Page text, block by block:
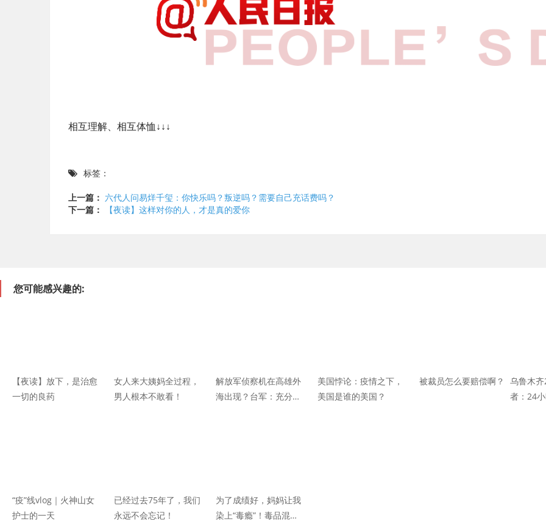
相互理解、相互体恤↓↓↓
标签：
上一篇： 六代人问易烊千玺：你快乐吗？叛逆吗？需要自己充话费吗？
下一篇：
【夜读】这样对你的人，才是真的爱你
您可能感兴趣的:
【夜读】放下，是治愈
一切的良药
女人来大姨妈全过程，
男人根本不敢看！
解放军侦察机在高雄外
海出现？台军：充分掌
美国悖论：疫情之下，
美国是谁的美国？
被裁员怎么要赔偿啊？
乌鲁木
者：24
“疫”线vlog｜火神山女
护士的一天
已经过去75年了，我们
永远不会忘记！
为了成绩好，妈妈让我
染上“毒瘾”！毒品混在